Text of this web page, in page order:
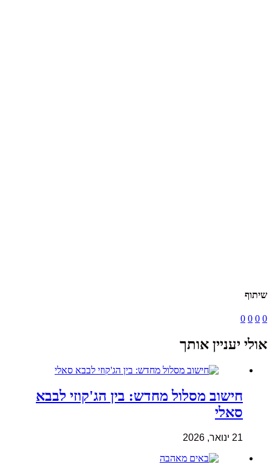
שיתוף
0
0
0
0
אולי יעניין אותך
חישוב מסלול מחדש: בין הג'קוזי לבבא
סאלי
21 ינואר, 2026